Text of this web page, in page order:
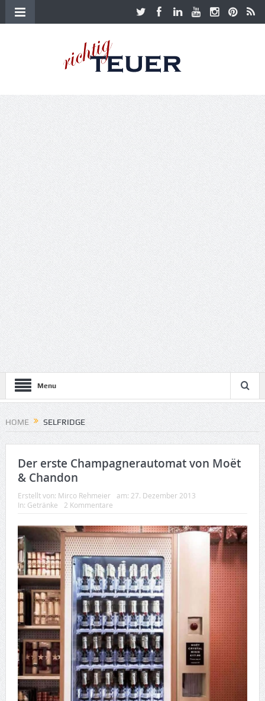
Menu
HOME SELFRIDGE
Der erste Champagnerautomat von Moët
& Chandon
Erstellt von: Mirco Rehmeier am: 27. Dezember 2013
In: Getränke 2 Kommentare